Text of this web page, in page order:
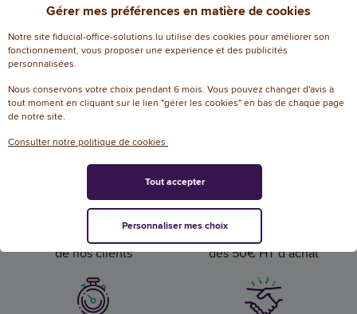
Français Nederlands
Confiance et satisfaction
de nos clients
Livraison offerte
dès 50€ HT d’achat
Gérer mes préférences en matière de cookies
Notre site fiducial-office-solutions.lu utilise des cookies pour améliorer son
fonctionnement, vous proposer une experience et des publicités
personnalisées.
Nous conservons votre choix pendant 6 mois. Vous pouvez changer d'avis à
tout moment en cliquant sur le lien "gérer les cookies" en bas de chaque page
de notre site.
Consulter notre politique de cookies
Personnaliser mes choix
Tout accepter